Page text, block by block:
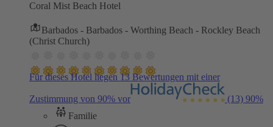
Coral Mist Beach Hotel
Barbados - Barbados - Worthing Beach - Rockley Beach
(Christ Church)
Für dieses Hotel liegen 13 Bewertungen mit einer
Zustimmung von 90% vor (13) 90%
Familie